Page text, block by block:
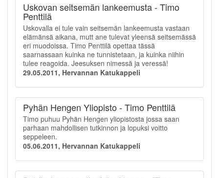
Uskovan seitsemän lankeemusta - Timo
Penttilä
Uskovalla ei tule vain seitsemän lankeemusta vastaan
elämänsä aikana, mutt ane tulevat yleensä seitsemässä
eri muodoissa. Timo Penttilä opettaa tässä
saarnassaan kuinka ne tunnistetaan, ja kuinka niihin
tulee reagoida. Jeesuksen nimessä ja veressä!
29.05.2011, Hervannan Katukappeli
Pyhän Hengen Yliopisto - Timo Penttilä
Timo puhuu Pyhän Hengen yliopistosta jossa saan
parhaan mahdollisen tutkinnon ja lopuksi voitto
seppeleen.
05.06.2011, Hervannan Katukappeli